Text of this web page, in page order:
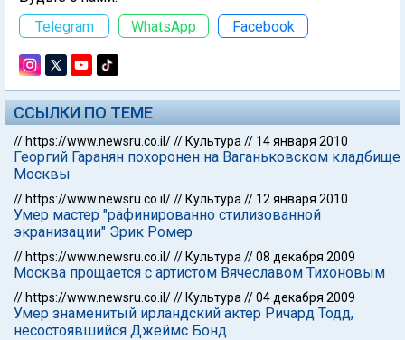
Telegram
WhatsApp Facebook
ССЫЛКИ ПО ТЕМЕ
// https://www.newsru.co.il/// Культура // 14 января 2010
Георгий Гаранян похоронен на Ваганьковском кладбище
Москвы
// https://www.newsru.co.il/// Культура // 12 января 2010
Умер мастер "рафинированно стилизованной
экранизации" Эрик Ромер
// https://www.newsru.co.il/// Культура //08 декабря 2009
Москва прощается с артистом Вячеславом Тихоновым
// https://www.newsru.co.il/// Культура //04 декабря 2009
Умер знаменитый ирландский актер Ричард Тодд,
несостоявшийся Джеймс Бонд